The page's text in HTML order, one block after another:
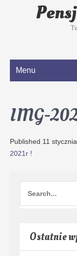
Menu
IMG-
Published 11
2021r !
Ostatnie